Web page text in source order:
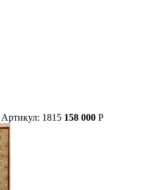
Артикул: 1815 158 000 Р